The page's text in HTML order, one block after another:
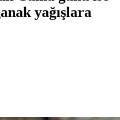
yağışlara